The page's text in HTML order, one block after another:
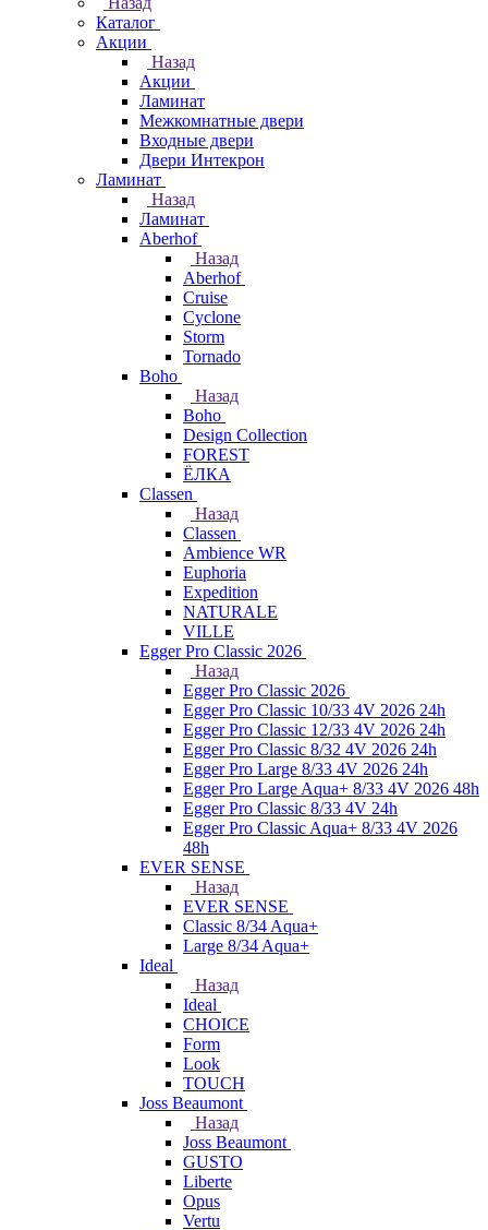
Каталог
Акции
Назад
Акции
Ламинат
Межкомнатные двери
Входные двери
Двери Интекрон
Ламинат
Назад
Ламинат
Aberhof
Назад
Aberhof
Cruise
Cyclone
Storm
Tornado
Boho
Назад
Boho
Design Collection
FOREST
ЁЛКА
Classen
Назад
Classen
Ambience WR
Euphoria
Expedition
NATURALE
VILLE
Egger Pro Classic 2026
Назад
Egger Pro Classic 2026
Egger Pro Classic 10/33 4V 2026 24h
Egger Pro Classic 12/33 4V 2026 24h
Egger Pro Classic 8/32 4V 2026 24h
Egger Pro Large 8/33 4V 2026 24h
Egger Pro Large Aqua+ 8/33 4V 2026 48h
Egger Pro Classic 8/33 4V 24h
Egger Pro Classic Aqua+ 8/33 4V 2026
48h
EVER SENSE
Назад
EVER SENSE
Classic 8/34 Aqua+
Large 8/34 Aqua+
Ideal
Назад
Ideal
CHOICE
Form
Look
TOUCH
Joss Beaumont
Назад
Joss Beaumont
GUSTO
Liberte
Opus
Vertu